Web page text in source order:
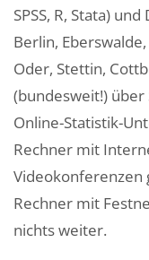
SPSS, R, Stata)
Berlin,
Oder, Stettin,
(bundesweit!)
Online-Statistik-
Rechner mit
Videokonferenzen
Rechner mit
nichts weiter.